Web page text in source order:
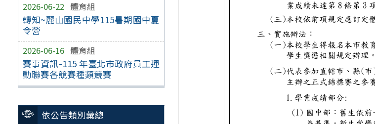
2026-06-22 體育組
轉知~麗山國民中學115暑期國中夏
令營
2026-06-16 體育組
賽事資訊-115 年臺北市政府員工運
動聯賽各競賽種類競賽
依公告類別彙總